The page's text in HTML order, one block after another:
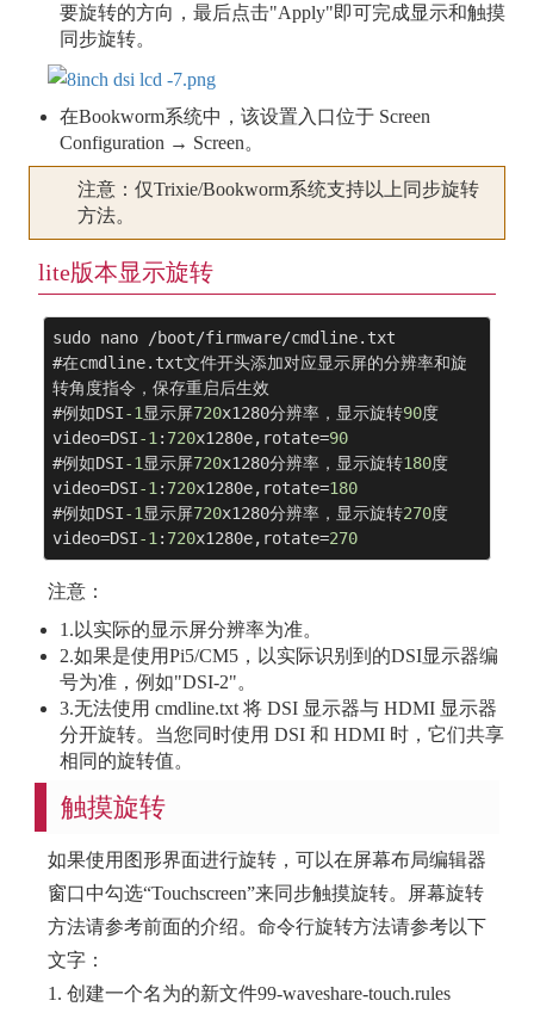
要旋转的方向，最后点击"Apply"即可完成显示和触摸
同步旋转。
在Bookworm系统中，该设置入口位于 Screen
Configuration → Screen。
注意：仅Trixie/Bookworm系统支持以上同步旋转
方法。
lite版本显示旋转
sudo nano /boot/firmware/cmdline.txt
#在cmdline.txt文件开头添加对应显示屏的分辨率和旋
转角度指令，保存重启后生效
#例如DSI-1显示屏720x1280分辨率，显示旋转90度
video=DSI-1 : 720x1280e,rotate=90
#例如DSI-1显示屏720x1280分辨率，显示旋转180度
video=DSI-1 : 720x1280e,rotate=180
#例如DSI-1显示屏720x1280分辨率，显示旋转270度
video=DSI-1 : 720x1280e,rotate=270
注意：
1.以实际的显示屏分辨率为准。
2.如果是使用Pi5/CM5，以实际识别到的DSI显示器编
号为准，例如"DSI-2"。
3.无法使用 cmdline.txt 将 DSI 显示器与 HDMI 显示器
分开旋转。当您同时使用 DSI 和 HDMI 时，它们共享
相同的旋转值。
触摸旋转
如果使用图形界面进行旋转，可以在屏幕布局编辑器
窗口中勾选“Touchscreen”来同步触摸旋转。屏幕旋转
方法请参考前面的介绍。命令行旋转方法请参考以下
文字：
1. 创建一个名为的新文件99-waveshare-touch.rules